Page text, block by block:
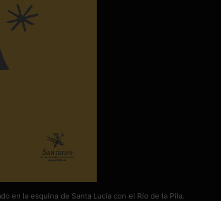
en la esquina de Santa Lucía con el Río de la Pila.